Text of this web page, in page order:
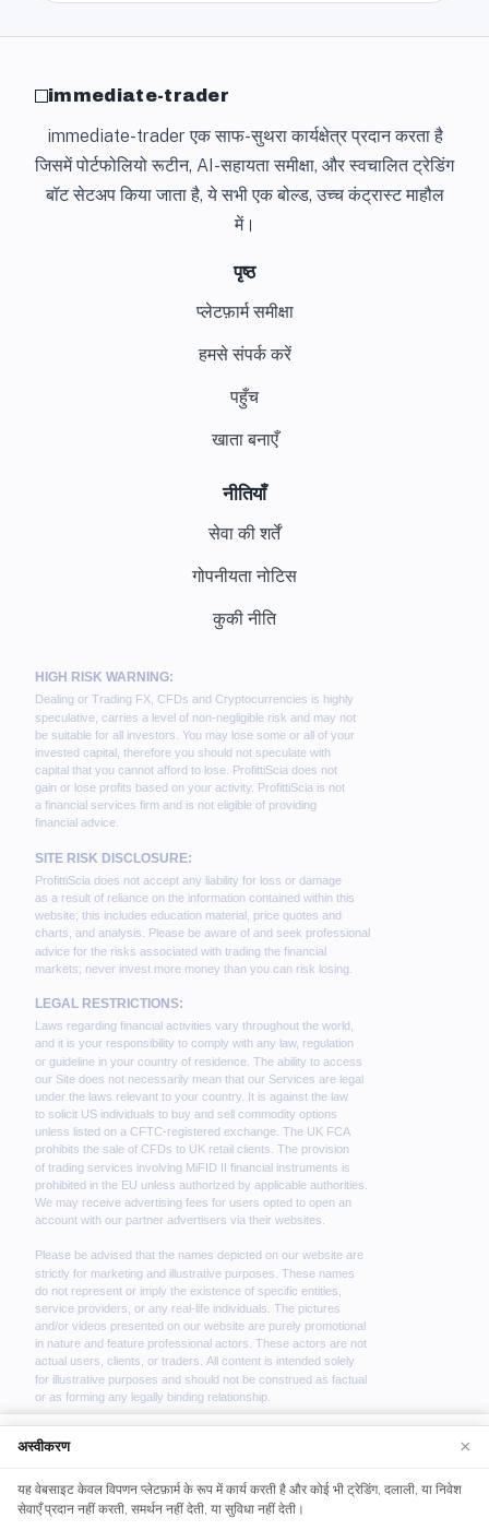
immediate-trader
immediate-trader एक साफ-सुथरा कार्यक्षेत्र प्रदान करता है
जिसमें पोर्टफोलियो रूटीन, AI-सहायता समीक्षा, और स्वचालित ट्रेडिंग
बॉट सेटअप किया जाता है, ये सभी एक बोल्ड, उच्च कंट्रास्ट माहौल
में।
पृष्ठ
प्लेटफ़ार्म समीक्षा
हमसे संपर्क करें
पहुँच
खाता बनाएँ
नीतियाँ
सेवा की शर्तें
गोपनीयता नोटिस
कुकी नीति
We use cookies to enhance your browsing experience.
of cookies. See ourCookie Policy for more
अस्वीकरण ×
यह वेबसाइट केवल विपणन प्लेटफ़ार्म के रूप में कार्य करती है और कोई भी ट्रेडिंग, दलाली, या निवेश
सेवाएँ प्रदान नहीं करती, समर्थन नहीं देती, या सुविधा नहीं देती।